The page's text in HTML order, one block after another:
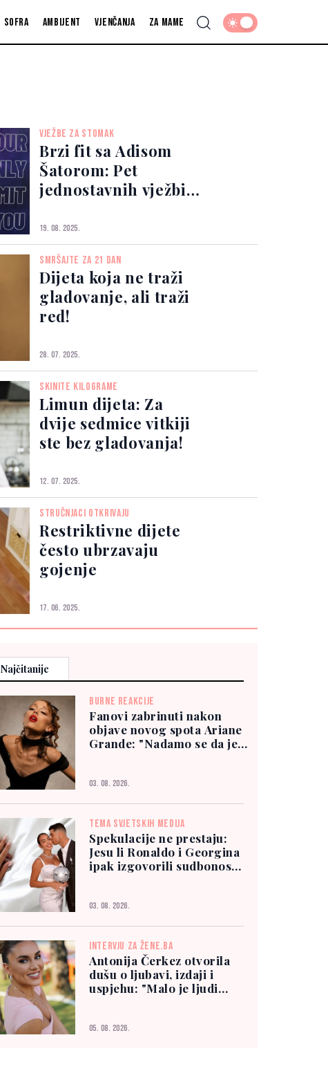
Sofra Ambijent Vjenčanja Za mame
VJEŽBE ZA STOMAK
Brzi fit sa Adisom
Šatorom: Pet
jednostavnih vježbi
19. 08. 2025.
SMRŠAJTE ZA 21 DAN
Dijeta koja ne traži
gladovanje, ali traži
red!
28. 07. 2025.
SKINITE KILOGRAME
Limun dijeta: Za
dvije sedmice vitkiji
ste bez gladovanja!
12. 07. 2025.
STRUČNJACI OTKRIVAJU
Restriktivne dijete
često ubrzavaju
gojenje
17. 06. 2025.
Najčitanije
BURNE REAKCIJE
Fanovi zabrinuti nakon
objave novog spota Ariane
Grande: "Nadamo se da je
03. 08. 2026.
TEMA SVJETSKIH MEDIJA
Spekulacije ne prestaju:
Jesu li Ronaldo i Georgina
ipak izgovorili sudbonosno
03. 08. 2026.
INTERVJU ZA ŽENE.BA
Antonija Čerkez otvorila
dušu o ljubavi, izdaji i
uspjehu: "Malo je ljudi
05. 08. 2026.